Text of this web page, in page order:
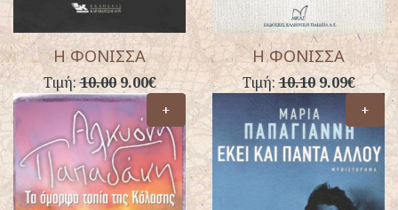
Η ΦΟΝΙΣΣΑ
Τιμή:10.009.00€
Η ΦΟΝΙΣΣΑ
Τιμή:10.109.09€
+
+